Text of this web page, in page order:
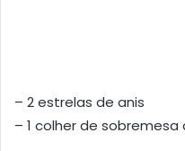
– 2 estrelas de anis
– 1 colher de